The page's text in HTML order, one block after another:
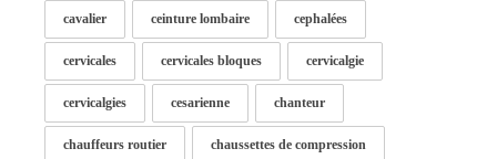
cavalier ceinture lombaire cephalées
cervicales cervicales bloques cervicalgie
cervicalgies cesarienne chanteur
chauffeurs routier chaussettes de compression